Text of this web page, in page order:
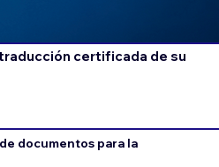
certificada de su
documentos para la